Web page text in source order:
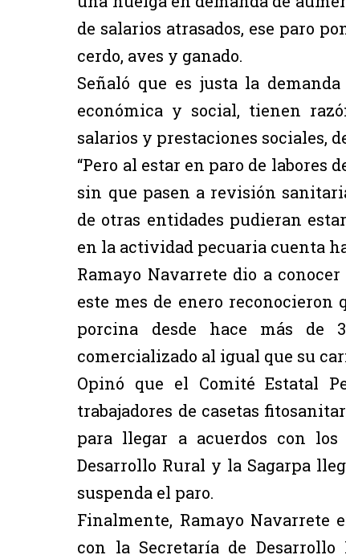
de salarios atrasados, ese paro
cerdo, aves y ganado.
Señaló que es justa la
económica y social, tienen
salarios y prestaciones sociales,
“Pero al estar en paro de labores
sin que pasen a revisión
de otras entidades pudieran
en la actividad pecuaria cuenta
Ramayo Navarrete dio a
este mes de enero reconocieron
porcina desde hace más de
comercializado al igual que su
Opinó que el Comité Estatal
trabajadores de casetas
para llegar a acuerdos con
Desarrollo Rural y la Sagarpa
suspenda el paro.
Finalmente, Ramayo Navarrete
con la Secretaría de